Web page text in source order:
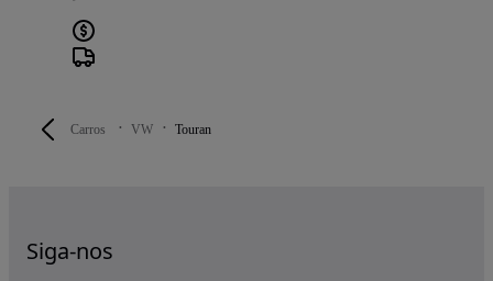
Carros VW Touran
Siga-nos